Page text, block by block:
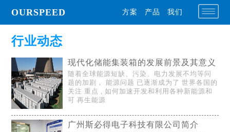
OURSPEED 方案 产品 我们
行业动态
现代化储能集装箱的发展前景及其意义
随着全球能源短缺、污染、电力发展不均等问
题的加剧， 能源问题 已逐渐成为了 世界各国的
关注 重点 , 如何加速开发和利用各种新能源和
可 再生能源
广州斯必得电子科技有限公司简介